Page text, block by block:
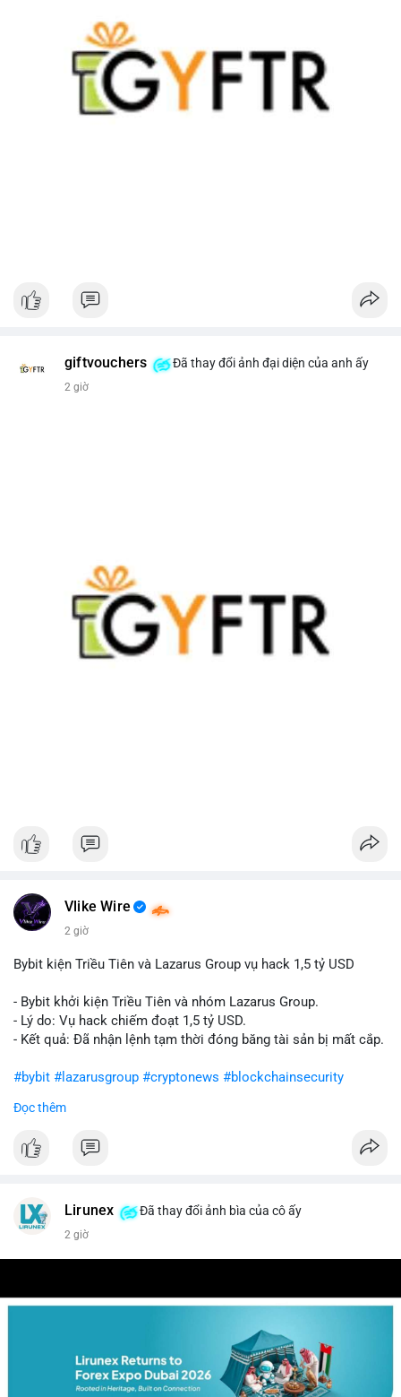
giftvouchers Đã thay đổi ảnh đại diện của anh ấy
2 giờ
Vlike Wire
2 giờ
Bybit kiện Triều Tiên và Lazarus Group vụ hack 1,5 tỷ USD
- Bybit khởi kiện Triều Tiên và nhóm Lazarus Group.
- Lý do: Vụ hack chiếm đoạt 1,5 tỷ USD.
- Kết quả: Đã nhận lệnh tạm thời đóng băng tài sản bị mất cắp.
#bybit #lazarusgroup #cryptonews #blockchainsecurity
$btc $eth
#vlikevn #titanbot
Đọc thêm
Lirunex Đã thay đổi ảnh bìa của cô ấy
2 giờ